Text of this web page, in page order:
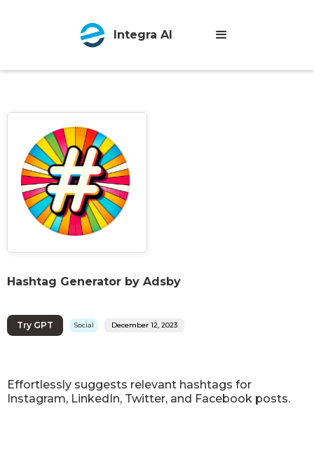
Integra AI
Hashtag Generator by Adsby
Try GPT Social December 12, 2023
Effortlessly suggests relevant hashtags for
Instagram, LinkedIn, Twitter, and Facebook posts.